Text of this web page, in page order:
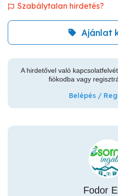
Szabálytalan hirdetés?
Ajánlat
A hirdetővel való
fiókodba vagy
Belépés /
Fodor